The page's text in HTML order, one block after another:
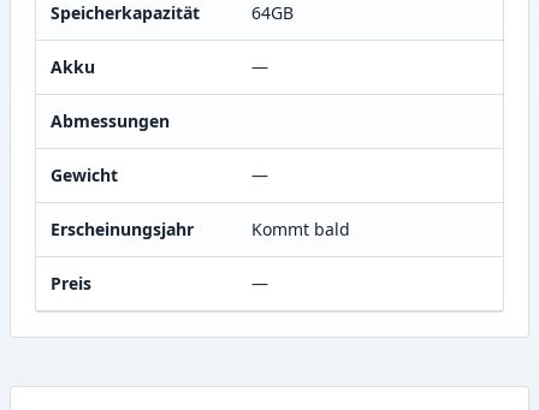
Speicherkapazität 64GB
Akku —
Abmessungen
Gewicht —
Erscheinungsjahr Kommt bald
Preis —